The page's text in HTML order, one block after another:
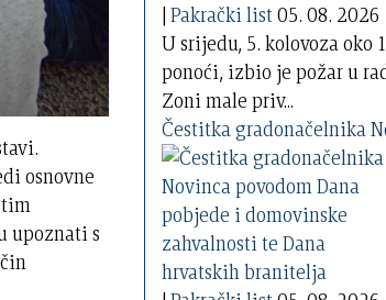
osnovne
upoznati s
|Pakrački list05. 08. 2026
U srijedu, 5. kolovoza oko
ponoći, izbio je požar u
Zoni male priv...
Čestitka gradonačelnika